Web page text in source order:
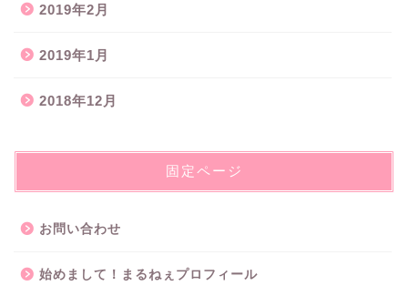
2019年2月
2019年1月
2018年12月
固定ページ
お問い合わせ
始めまして！まるねぇプロフィール